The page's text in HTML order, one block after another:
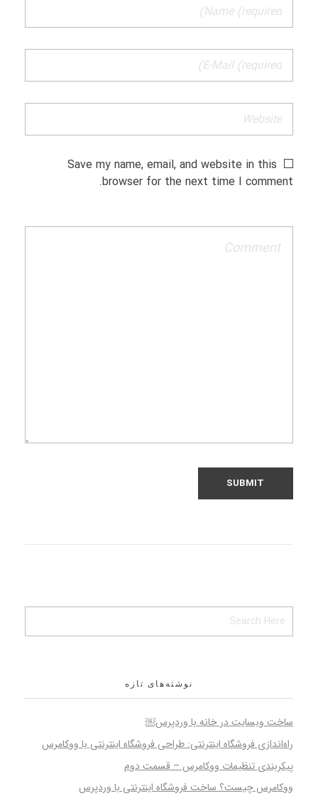
Save my name, email, and website in this
browser for the next time I comment.
نوشته‌های تازه
ساخت وبسایت در خانه با وردپرس￼
راه‌اندازی فروشگاه اینترنتی: طراحی فروشگاه اینترنتی با ووکامرس
پیکربندی تنظیمات ووکامرس – قسمت دوم
ووکامرس چیست؟ ساخت فروشگاه اینترنتی با وردپرس